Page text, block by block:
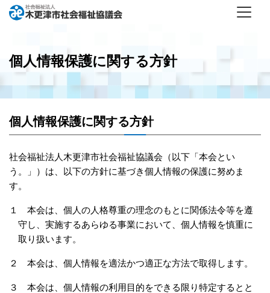
個人情報保護に関する方針
個人情報保護に関する方針
社会福祉法人木更津市社会福祉協議会（以下「本会とい
う。」）は、以下の方針に基づき個人情報の保護に努めま
す。
１ 本会は、個人の人格尊重の理念のもとに関係法令等を遵
守し、実施するあらゆる事業において、個人情報を慎重に
取り扱います。
２ 本会は、個人情報を適法かつ適正な方法で取得します。
３ 本会は、個人情報の利用目的をできる限り特定するとと